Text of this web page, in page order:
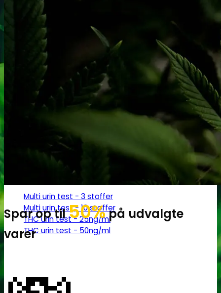
THC/Cannabinoider
THC test
Cannabinoider test
Robadope
Robadope tests
Test af primære aminer
Multi urin test - 3 stoffer
Multi urin test - 10 stoffer
THC urin test - 25ng/ml
THC urin test - 50ng/ml
Spar op til50%på udvalgte
varer